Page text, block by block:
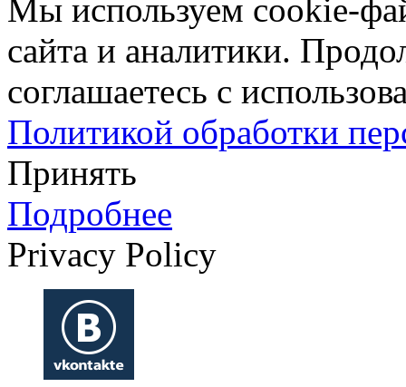
Мы используем cookie-
сайта и аналитики.
соглашаетесь с
Политикой обработки
Принять
Подробнее
Privacy Policy